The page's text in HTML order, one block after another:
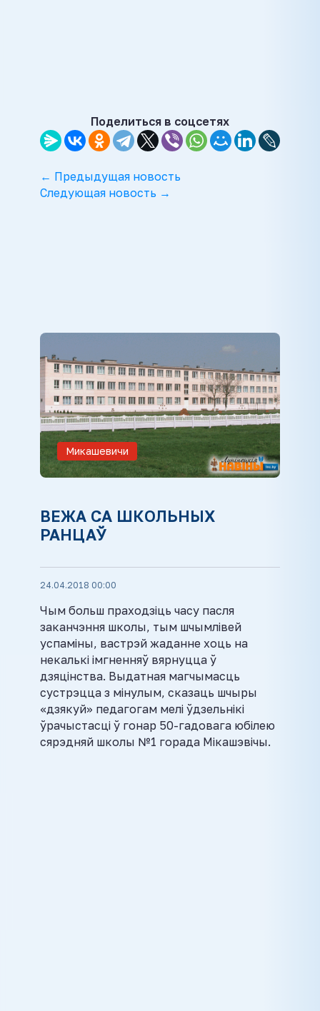
Поделиться в соцсетях
← Предыдущая новость
Следующая новость →
Микашевичи
ВЕЖА СА ШКОЛЬНЫХ
РАНЦАЎ
24.04.2018 00:00
Чым больш праходзіць часу пасля
заканчэння школы, тым шчымлівей
успаміны, вастрэй жаданне хоць на
некалькі імгненняў вярнуцца ў
дзяцінства. Выдатная магчымасць
сустрэцца з мінулым, сказаць шчыры
«дзякуй» педагогам мелі ўдзельнікі
ўрачыстасці ў гонар 50-гадовага юбілею
сярэдняй школы №1 горада Мікашэвічы.